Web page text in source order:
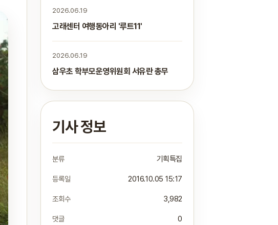
2026.06.19
고래센터 여행동아리 '루트11'
2026.06.19
삼우초 학부모운영위원회 서유란 총무
기사 정보
분류 기획특집
등록일 2016.10.05 15:17
조회수 3,982
댓글 0